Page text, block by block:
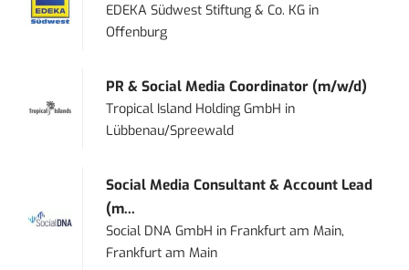
EDEKA Südwest Stiftung & Co. KG in
Offenburg
PR & Social Media Coordinator (m/w/d)
Tropical Island Holding GmbH in
Lübbenau/Spreewald
Social Media Consultant & Account Lead
(m...
Social DNA GmbH in Frankfurt am Main,
Frankfurt am Main